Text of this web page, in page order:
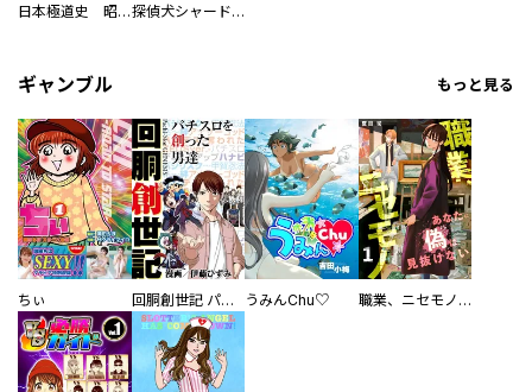
日本極道史 昭和編 スーパー大合本 探偵犬シャードック（新装版）
ギャンブル もっと見る
ちぃ 回胴創世記 パチスロを創った男達 うみんChu♡ 職業、ニセモノ～あなたに偽は見抜けない【電子単行本版】